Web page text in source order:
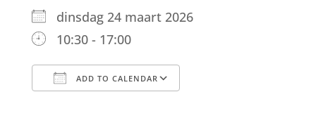
dinsdag 24 maart 2026
10:30 - 17:00
ADD TO CALENDAR